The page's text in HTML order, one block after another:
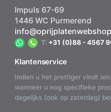
Impuls 67-69
1446 WC Purmerend
T: +31 (0)88 - 4567
Klantenservice
Indien u het prettiger vindt
wanneer u nog specifieke
dagelijks (ook op zaterdag)